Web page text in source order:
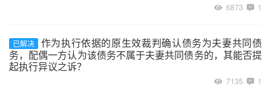
6873 1
已解决
作为执行依据的原生效裁判确认债务为夫妻共同债
务，配偶一方认为该债务不属于夫妻共同债务的，其能否提
起执行异议之诉？
7135 1